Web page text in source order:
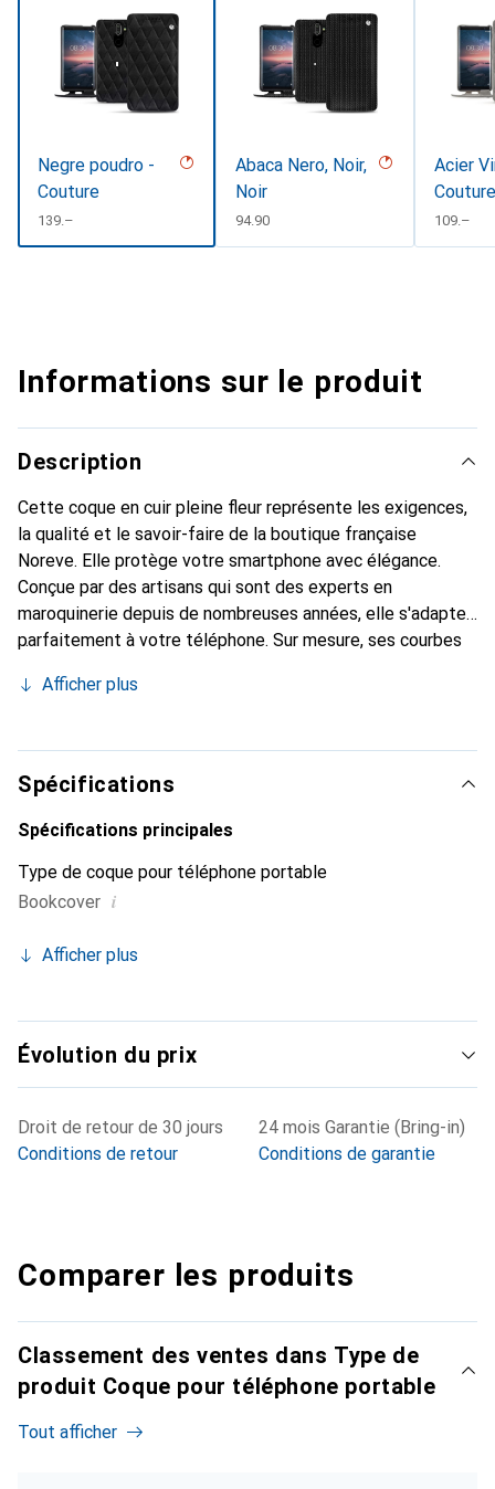
Negre poudro -
Couture
CHF
139.–
Abaca Nero, Noir,
Noir
CHF
94.90
Acier
Couture
CHF
109.–
Informations sur le produit
Description
Cette coque en cuir pleine fleur représente les exigences,
la qualité et le savoir-faire de la boutique française
Noreve. Elle protège votre smartphone avec élégance.
Conçue par des artisans qui sont des experts en
maroquinerie depuis de nombreuses années, elle s'adapte
parfaitement à votre téléphone. Sur mesure, ses courbes
devient l'accessoire chic et indispensable de votre
produits de haute qualité, la marque Noreve est un choix
sûr pour une clientèle exigeante.
Afficher plus
Spécifications
Spécifications principales
Type de coque pour téléphone portable
Bookcover i
Afficher plus
Évolution du prix
Droit de retour de 30 jours
Conditions de retour
24 mois Garantie (Bring-in)
Conditions de garantie
Comparer les produits
Classement des ventes dans Type de
produit Coque pour téléphone portable
Tout afficher